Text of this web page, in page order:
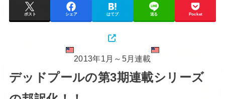
ポスト シェア はてブ 送る Pocket
2013年1月～5月連載
デッドプールの第3期連載シリーズ